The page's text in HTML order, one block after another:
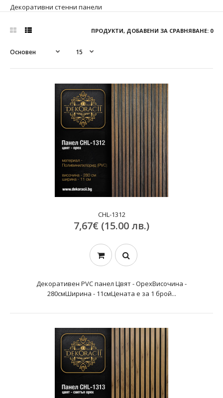
Декоративни стенни панели
ПРОДУКТИ, ДОБАВЕНИ ЗА СРАВНЯВАНЕ: 0
CHL-1312
7,67€ (15.00 лв.)
Декоративен PVC панел Цвят - ОрехВисочина -
280смШирина - 11смЦената е за 1 брой...